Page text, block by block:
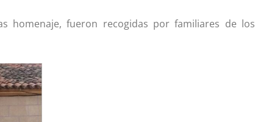
homenaje, fueron recogidas por familiares de los